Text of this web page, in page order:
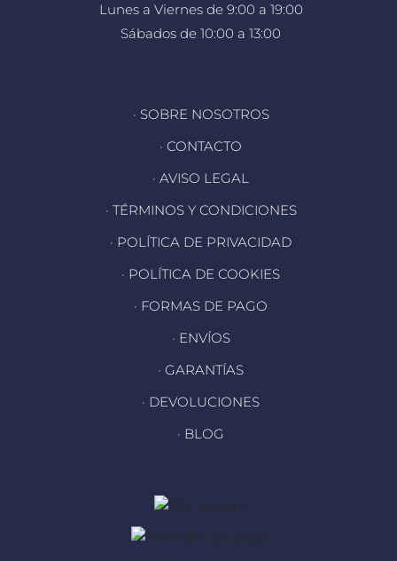
Lunes a Viernes de 9:00 a 19:00
Sábados de 10:00 a 13:00
· SOBRE NOSOTROS
· CONTACTO
· AVISO LEGAL
· TÉRMINOS Y CONDICIONES
· POLÍTICA DE PRIVACIDAD
· POLÍTICA DE COOKIES
· FORMAS DE PAGO
· ENVÍOS
· GARANTÍAS
· DEVOLUCIONES
· BLOG